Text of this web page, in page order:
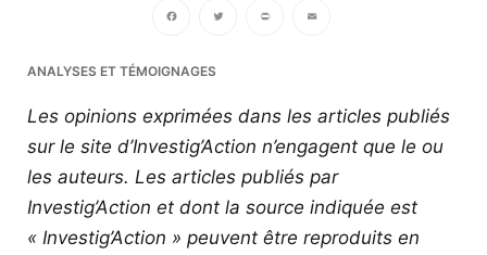
Facebook
ANALYSES ET TÉMOIGNAGES
Les opinions exprimées dans les articles publiés
sur le site d’Investig’Action n’engagent que le ou
les auteurs. Les articles publiés par
Investig’Action et dont la source indiquée est
« Investig’Action » peuvent être reproduits en